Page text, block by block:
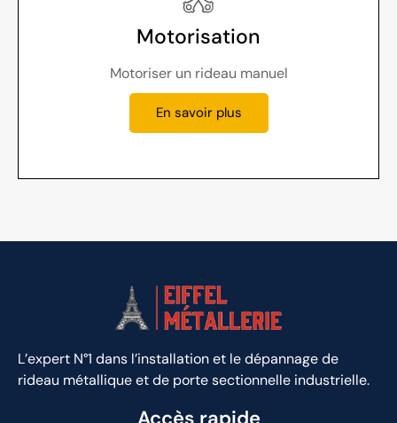
Motorisation
Motoriser un rideau manuel
En savoir plus
L’expert N°1 dans l’installation et le dépannage de
rideau métallique et de porte sectionnelle industrielle.